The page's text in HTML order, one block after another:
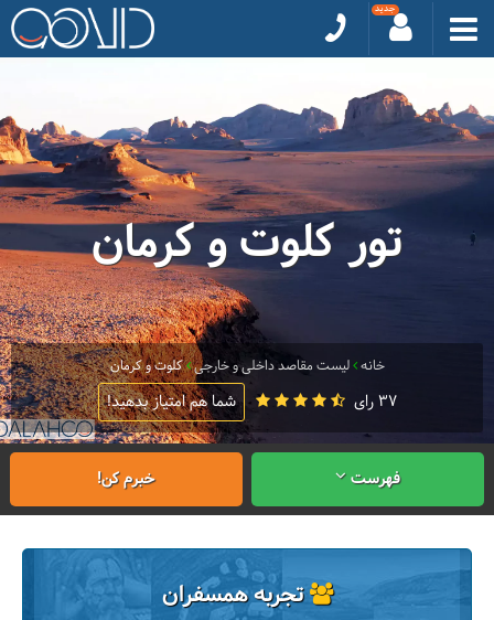
تور کلوت و کرمان
خانه لیست مقاصد داخلی و خارجی کلوت و کرمان
37 رای شما هم امتیاز بدهید!
فهرست خبرم کن!
تجربه همسفران